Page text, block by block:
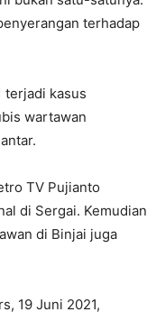
terhadap
terjadi kasus
wartawan
TV Pujianto
di Sergai. Kemudian
di Binjai juga
19 Juni 2021,